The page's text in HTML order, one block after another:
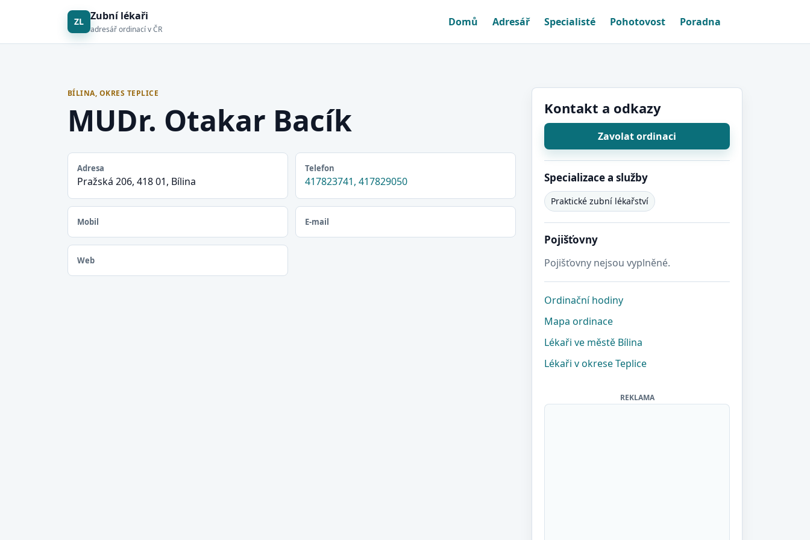
ZL Zubní lékaři
adresář ordinací v ČR
Domů Adresář Specialisté Pohotovost Poradna
BÍLINA, OKRES TEPLICE
MUDr. Otakar Bacík
Adresa
Pražská 206, 418 01, Bílina
Telefon
417823741, 417829050
Mobil E-mail
Web
Kontakt a odkazy
Zavolat ordinaci
Specializace a služby
Praktické zubní lékařství
Pojišťovny
Pojišťovny nejsou vyplněné.
Ordinační hodiny
Mapa ordinace
Lékaři ve městě Bílina
Lékaři v okrese Teplice
REKLAMA